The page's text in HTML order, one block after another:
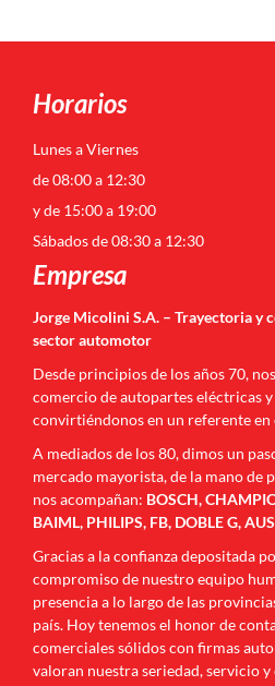
Horarios
Lunes a Viernes
de 08:00 a 12:30
y de 15:00 a 19:00
Sábados de 08:30 a 12:30
Empresa
Jorge Micolini S.A. – Trayectoria y
sector automotor
Desde principios de los años 70,
comercio de autopartes eléctricas
convirtiéndonos en un referente
A mediados de los 80, dimos un
mercado mayorista, de la mano de
nos acompañan: BOSCH,
BAIML, PHILIPS, FB, DOBLE G,
Gracias a la confianza depositada
compromiso de nuestro equipo
presencia a lo largo de las
país. Hoy tenemos el honor de
comerciales sólidos con firmas
valoran nuestra seriedad, servicio y